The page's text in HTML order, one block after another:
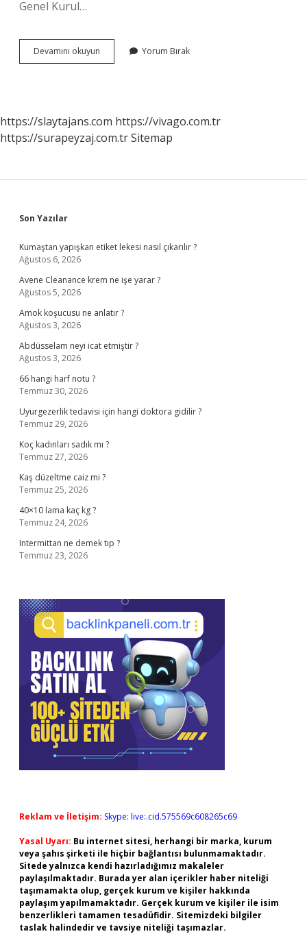
Genel Kurul…
Devamını okuyun
Yıllık
Yorum Bırak
https://slaytajans.com https://vivago.com.tr
https://surapeyzaj.com.trSitemap
Sidebar
Son Yazılar
Kumaştan yapışkan etiket lekesi nasıl çıkarılır ?
Ağustos 6, 2026
Avene Cleanance krem ne işe yarar ?
Ağustos 5, 2026
Amok koşucusu ne anlatır ?
Ağustos 3, 2026
Abdüsselam neyi icat etmiştir ?
Ağustos 3, 2026
66 hangi harf notu ?
Temmuz 30, 2026
Uyurgezerlik tedavisi için hangi doktora gidilir ?
Temmuz 29, 2026
Koç kadınları sadık mı ?
Temmuz 27, 2026
Kaş düzeltme caiz mi ?
Temmuz 25, 2026
40×10 lama kaç kg ?
Temmuz 24, 2026
Intermittan ne demek tıp ?
Temmuz 23, 2026
Reklam ve İletişim: Skype: live:.cid.575569c608265c69
Yasal Uyarı: Bu internet sitesi, herhangi bir marka, kurum
veya şahıs şirketi ile hiçbir bağlantısı bulunmamaktadır.
Sitede yalnızca kendi hazırladığımız makaleler
paylaşılmaktadır. Burada yer alan içerikler haber niteliği
taşımamakta olup, gerçek kurum ve kişiler hakkında
paylaşım yapılmamaktadır. Gerçek kurum ve kişiler ile isim
benzerlikleri tamamen tesadüfidir. Sitemizdeki bilgiler
taslak halindedir ve tavsiye niteliği taşımazlar.